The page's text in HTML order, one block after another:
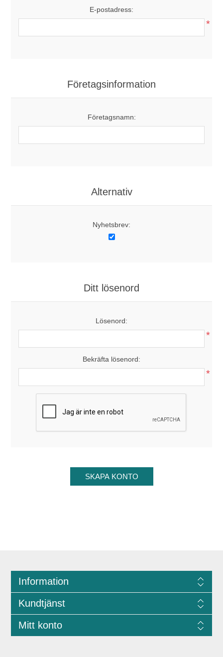
E-postadress:
*
Företagsinformation
Företagsnamn:
Alternativ
Nyhetsbrev:
Ditt lösenord
Lösenord:
*
Bekräfta lösenord:
*
Information
Kundtjänst
Mitt konto